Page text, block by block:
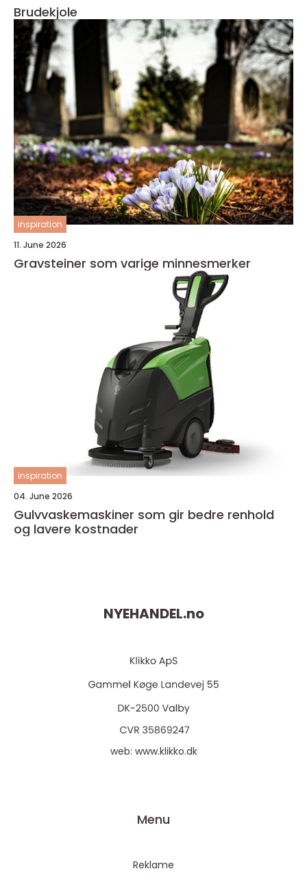
Brudekjole
inspiration
11. June 2026
Gravsteiner som varige minnesmerker
inspiration
04. June 2026
Gulvvaskemaskiner som gir bedre renhold
og lavere kostnader
NYEHANDEL.no
web: www.klikko.dk
Menu
Reklame